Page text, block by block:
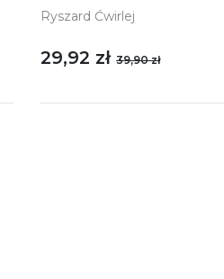
Ryszard Ćwirlej
29,92 zł 39,90 zł